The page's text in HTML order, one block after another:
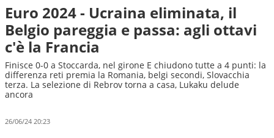
Euro 2024 - Ucraina eliminata, il
Belgio pareggia e passa: agli ottavi
c'è la Francia
Finisce 0-0 a Stoccarda, nel girone E chiudono tutte a 4 punti: la
differenza reti premia la Romania, belgi secondi, Slovacchia
terza. La selezione di Rebrov torna a casa, Lukaku delude
ancora
26/06/24 20:23